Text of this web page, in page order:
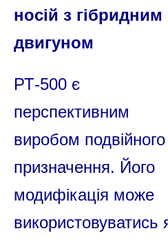
носій з гібридним
двигуном
РТ-500 є
перспективним
виробом подвійного
призначення. Його
модифікація може
використовуватись